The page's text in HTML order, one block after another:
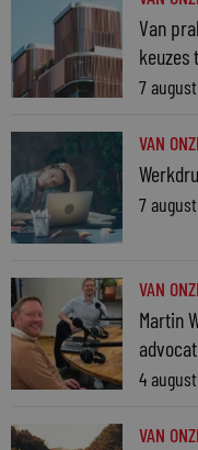
Van
keuzes
7
VAN
7
VAN
Martin
4
VAN